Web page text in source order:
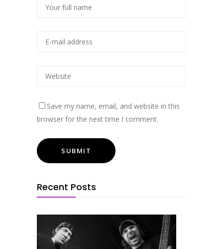
Save my name, email, and website in this
browser for the next time I comment.
Recent Posts